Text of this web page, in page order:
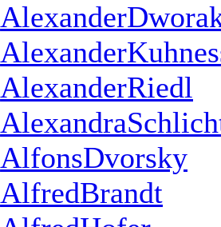
AlexanderRiedl
AlfonsDvorsky
AlfredBrandt